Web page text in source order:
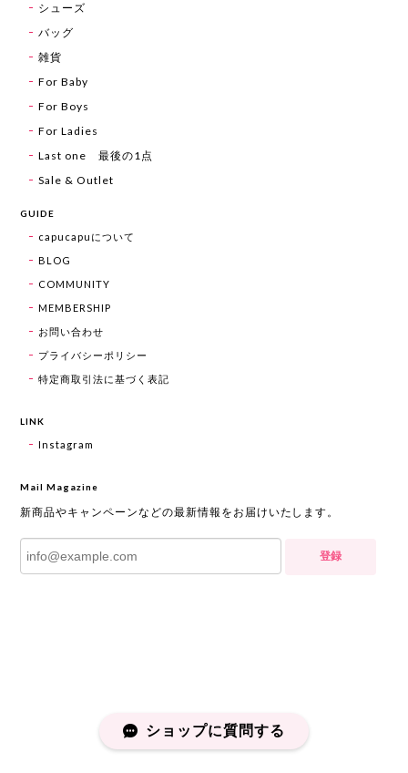
シューズ
バッグ
雑貨
For Baby
For Boys
For Ladies
Last one 最後の1点
Sale & Outlet
GUIDE
capucapuについて
BLOG
COMMUNITY
MEMBERSHIP
お問い合わせ
プライバシーポリシー
特定商取引法に基づく表記
LINK
Instagram
Mail Magazine
新商品やキャンペーンなどの最新情報をお届けいたします。
登録
ショップに質問する